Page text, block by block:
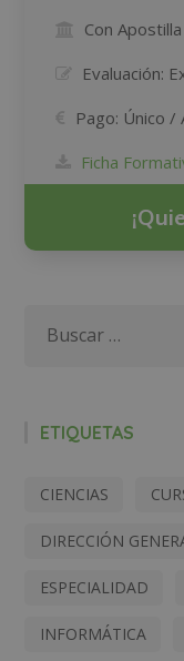
Con
Evaluación:
Pago: Único /
Ficha
ETIQUETAS
CIENCIAS
DIRECCIÓN
ESPECIALIDAD
INFORMÁTICA